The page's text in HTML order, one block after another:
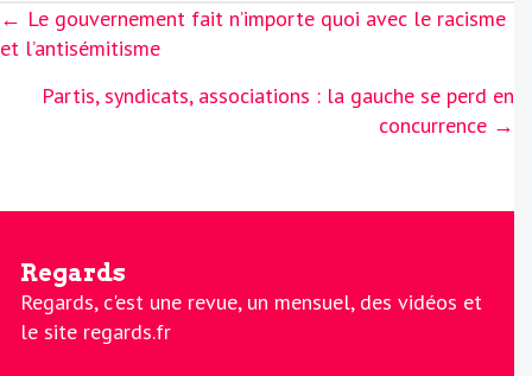
Posts
navigation
← Le gouvernement fait n’importe quoi avec le racisme
et l’antisémitisme
Partis, syndicats, associations : la gauche se perd en
concurrence →
Regards
Regards, c'est une revue, un mensuel, des vidéos et
le site regards.fr